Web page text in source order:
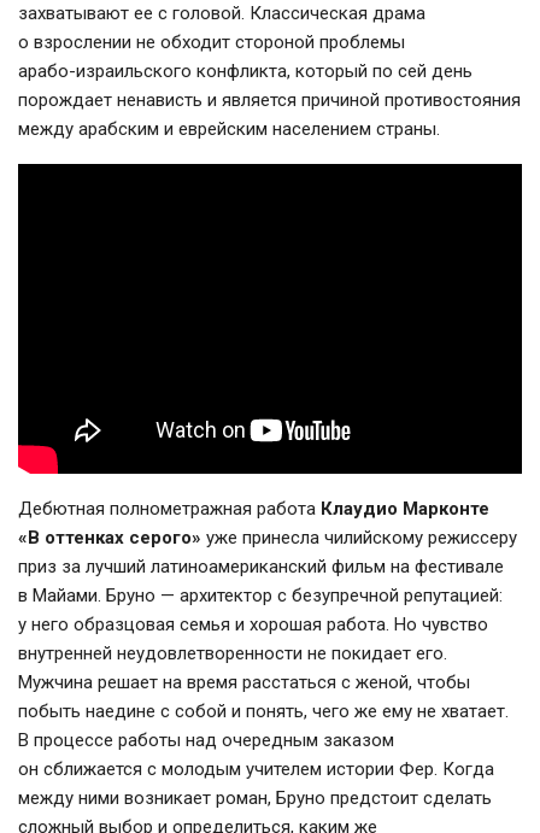
захватывают ее с головой. Классическая драма
о взрослении не обходит стороной проблемы
арабо-израильского конфликта, который по сей день
порождает ненависть и является причиной противостояния
между арабским и еврейским населением страны.
Дебютная полнометражная работа Клаудио Марконте
«В оттенках серого» уже принесла чилийскому режиссеру
приз за лучший латиноамериканский фильм на фестивале
в Майами. Бруно — архитектор с безупречной репутацией:
у него образцовая семья и хорошая работа. Но чувство
внутренней неудовлетворенности не покидает его.
Мужчина решает на время расстаться с женой, чтобы
побыть наедине с собой и понять, чего же ему не хватает.
В процессе работы над очередным заказом
он сближается с молодым учителем истории Фер. Когда
между ними возникает роман, Бруно предстоит сделать
сложный выбор и определиться, каким же